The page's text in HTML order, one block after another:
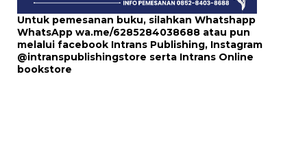
Untuk pemesanan buku, silahkan Whatshapp
WhatsApp wa.me/6285284038688 atau pun
melalui facebook Intrans Publishing, Instagram
@intranspublishingstore serta Intrans Online
bookstore